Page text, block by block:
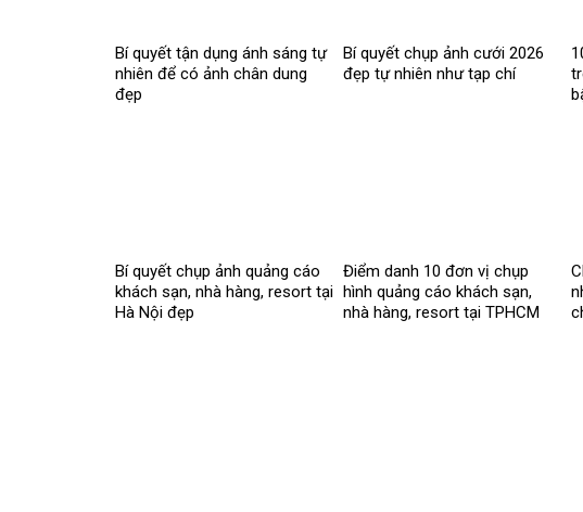
Bí quyết tận dụng ánh sáng tự
nhiên để có ảnh chân dung
đẹp
Bí quyết chụp ảnh cưới 2026
đẹp tự nhiên như tạp chí
Bí quyết chụp ảnh quảng cáo
khách sạn, nhà hàng, resort tại
Hà Nội đẹp
Điểm danh 10 đơn vị chụp
hình quảng cáo khách sạn,
nhà hàng, resort tại TPHCM